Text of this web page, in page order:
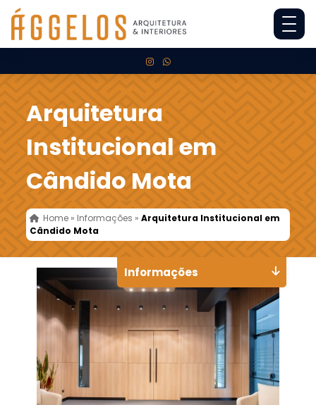
Arquitetura
Institucional em
Cândido Mota
Home » Informações »Arquitetura Institucional em
Cândido Mota
Informações